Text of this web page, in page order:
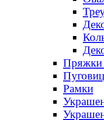
Пряжки
Рамки